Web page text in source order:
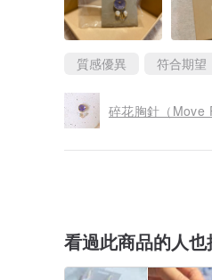
質感優異 符合期望
碎花胸針（Move
看過此商品的人也